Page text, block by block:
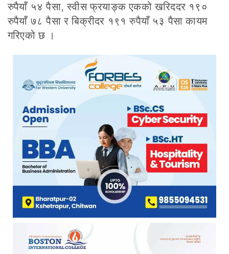
रुपैयाँ ५४ पैसा, स्वीस फ्रयाङ्क एकको खरिददर १९०
रुपैयाँ ७८ पैसा र बिक्रीदर १९१ रुपैयाँ ५३ पैसा कायम
गरिएको छ ।